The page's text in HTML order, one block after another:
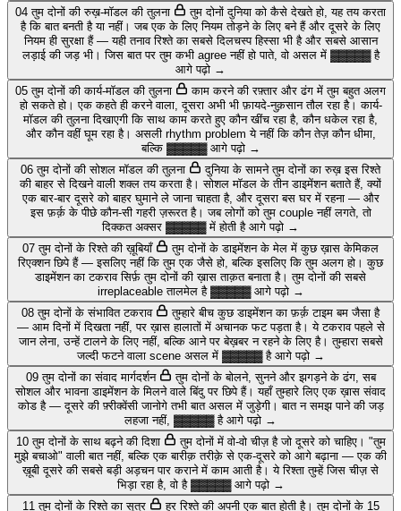
04 तुम दोनों की रुख़-मॉडल की तुलना
तुम दोनों दुनिया को कैसे देखते हो, यह तय करता
है कि बात बनती है या नहीं। जब एक के लिए नियम तोड़ने के लिए बने हैं और दूसरे के लिए
नियम ही सुरक्षा हैं — यही तनाव रिश्ते का सबसे दिलचस्प हिस्सा भी है और सबसे आसान
लड़ाई की जड़ भी। जिस बात पर तुम कभी agree नहीं हो पाते, वो असल में ▓▓▓▓▓ है
आगे पढ़ो →
05 तुम दोनों की कार्य-मॉडल की तुलना
काम करने की रफ़्तार और ढंग में तुम बहुत अलग
हो सकते हो। एक कहते ही करने वाला, दूसरा अभी भी फ़ायदे-नुक़सान तौल रहा है। कार्य-
मॉडल की तुलना दिखाएगी कि साथ काम करते हुए कौन खींच रहा है, कौन धकेल रहा है,
और कौन वहीं घूम रहा है। असली rhythm problem ये नहीं कि कौन तेज़ कौन धीमा,
बल्कि ▓▓▓▓▓ आगे पढ़ो →
06 तुम दोनों की सोशल मॉडल की तुलना
दुनिया के सामने तुम दोनों का रुख़ इस रिश्ते
की बाहर से दिखने वाली शक्ल तय करता है। सोशल मॉडल के तीन डाइमेंशन बताते हैं, क्यों
एक बार-बार दूसरे को बाहर घुमाने ले जाना चाहता है, और दूसरा बस घर में रहना — और
इस फ़र्क़ के पीछे कौन-सी गहरी ज़रूरत है। जब लोगों को तुम couple नहीं लगते, तो
दिक्कत अक्सर ▓▓▓▓▓ में होती है आगे पढ़ो →
07 तुम दोनों के रिश्ते की ख़ूबियाँ
तुम दोनों के डाइमेंशन के मेल में कुछ ख़ास केमिकल
रिएक्शन छिपे हैं — इसलिए नहीं कि तुम एक जैसे हो, बल्कि इसलिए कि तुम अलग हो। कुछ
डाइमेंशन का टकराव सिर्फ़ तुम दोनों की ख़ास ताक़त बनाता है। तुम दोनों की सबसे
irreplaceable तालमेल है ▓▓▓▓▓ आगे पढ़ो →
08 तुम दोनों के संभावित टकराव
तुम्हारे बीच कुछ डाइमेंशन का फ़र्क़ टाइम बम जैसा है
— आम दिनों में दिखता नहीं, पर ख़ास हालातों में अचानक फट पड़ता है। ये टकराव पहले से
जान लेना, उन्हें टालने के लिए नहीं, बल्कि आने पर बेख़बर न रहने के लिए है। तुम्हारा सबसे
जल्दी फटने वाला scene असल में ▓▓▓▓▓ है आगे पढ़ो →
09 तुम दोनों का संवाद मार्गदर्शन
तुम दोनों के बोलने, सुनने और झगड़ने के ढंग, सब
सोशल और भावना डाइमेंशन के मिलने वाले बिंदु पर छिपे हैं। यहाँ तुम्हारे लिए एक ख़ास संवाद
कोड है — दूसरे की फ़्रीक्वेंसी जानोगे तभी बात असल में जुड़ेगी। बात न समझ पाने की जड़
लहजा नहीं, ▓▓▓▓▓ है आगे पढ़ो →
10 तुम दोनों के साथ बढ़ने की दिशा
तुम दोनों में वो-वो चीज़ है जो दूसरे को चाहिए। "तुम
मुझे बचाओ" वाली बात नहीं, बल्कि एक बारीक़ तरीक़े से एक-दूसरे को आगे बढ़ाना — एक की
ख़ूबी दूसरे की सबसे बड़ी अड़चन पार कराने में काम आती है। ये रिश्ता तुम्हें जिस चीज़ से
भिड़ा रहा है, वो है ▓▓▓▓▓ आगे पढ़ो →
11 तुम दोनों के रिश्ते का सूत्र हर रिश्ते की अपनी एक बात होती है। तुम दोनों के 15